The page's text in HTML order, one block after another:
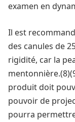
examen en
Il est
des canules de
rigidité, car la
produit doit
pouvoir de
pourra